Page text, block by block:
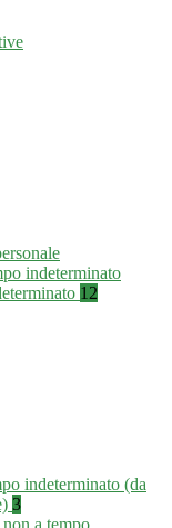
indeterminato
12
indeterminato (da
3